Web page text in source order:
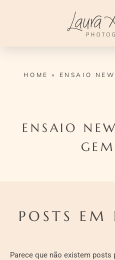
HOME » ENSAIO
ENSAIO
POSTS EM
Parece que não existem posts